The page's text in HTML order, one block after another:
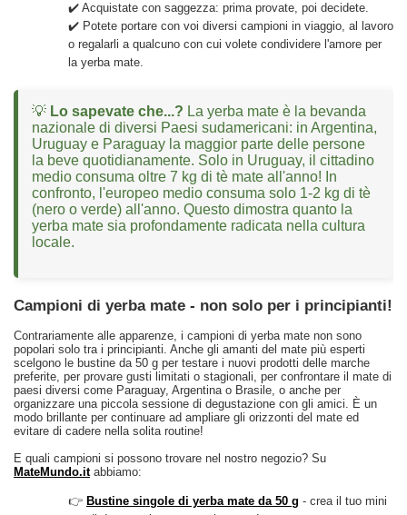
✔️ Acquistate con saggezza: prima provate, poi decidete.
✔️ Potete portare con voi diversi campioni in viaggio, al lavoro
o regalarli a qualcuno con cui volete condividere l'amore per
la yerba mate.
💡 Lo sapevate che...? La yerba mate è la bevanda
nazionale di diversi Paesi sudamericani: in Argentina,
Uruguay e Paraguay la maggior parte delle persone
la beve quotidianamente. Solo in Uruguay, il cittadino
medio consuma oltre 7 kg di tè mate all'anno! In
confronto, l'europeo medio consuma solo 1-2 kg di tè
(nero o verde) all'anno. Questo dimostra quanto la
yerba mate sia profondamente radicata nella cultura
locale.
Campioni di yerba mate - non solo per i principianti!
Contrariamente alle apparenze, i campioni di yerba mate non sono
popolari solo tra i principianti. Anche gli amanti del mate più esperti
scelgono le bustine da 50 g per testare i nuovi prodotti delle marche
preferite, per provare gusti limitati o stagionali, per confrontare il mate di
paesi diversi come Paraguay, Argentina o Brasile, o anche per
organizzare una piccola sessione di degustazione con gli amici. È un
modo brillante per continuare ad ampliare gli orizzonti del mate ed
evitare di cadere nella solita routine!
E quali campioni si possono trovare nel nostro negozio? Su
MateMundo.itabbiamo:
👉 Bustine singole di yerba mate da 50 g - crea il tuo mini